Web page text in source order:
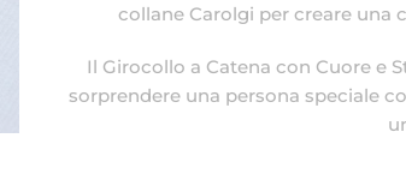
collane Carolgi per creare una
Il Girocollo a Catena con Cuore e
sorprendere una persona speciale